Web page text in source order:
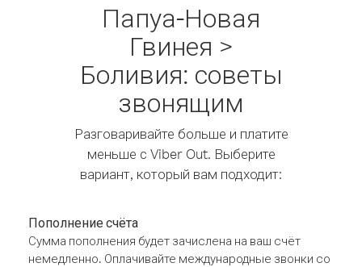
Папуа-Новая
Гвинея >
Боливия: советы
звонящим
Разговаривайте больше и платите
меньше с Viber Out. Выберите
вариант, который вам подходит:
Пополнение счёта
Сумма пополнения будет зачислена на ваш счёт
немедленно. Оплачивайте международные звонки со